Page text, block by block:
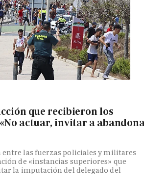
que recibieron los
actuar, invitar a
las fuerzas policiales y militares
de «instancias superiores» que
la imputación del delegado del